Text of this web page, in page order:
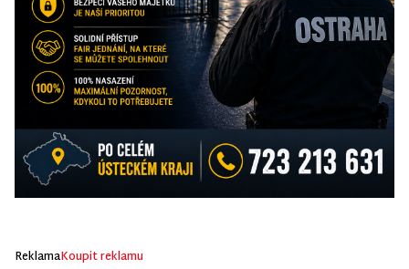
ReklamaKoupit reklamu